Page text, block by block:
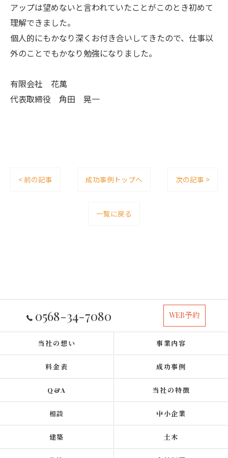
アップは望めないと言われていたことがこのとき初めて
理解できました。
個人的にもかなり深くお付き合いしてきたので、仕事以
外のことでもかなり勉強になりました。
有限会社 花萬
代表取締役 角田 晃一
< 前の記事 成功事例トップへ 次の記事 >
一覧に戻る
0568-34-7080 WEB予約
当社の想い 事業内容
料金表 成功事例
Q&A 当社の特徴
相談 中小企業
建築 土木